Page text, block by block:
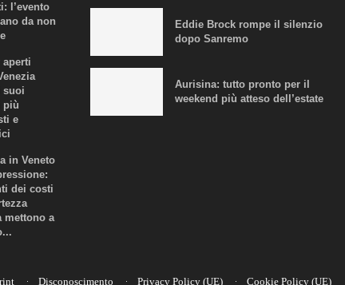
l’evento
da non
aperti
suoi
più
e
in Veneto
dei costi
mettono a
Eddie Brock rompe il silenzio
dopo Sanremo
Aurisina: tutto pronto per il
weekend più atteso dell’estate
Disconoscimento Privacy Policy (UE) Cookie Policy (UE)